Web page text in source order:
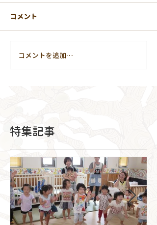
コメント
コメントを追加…
特集記事